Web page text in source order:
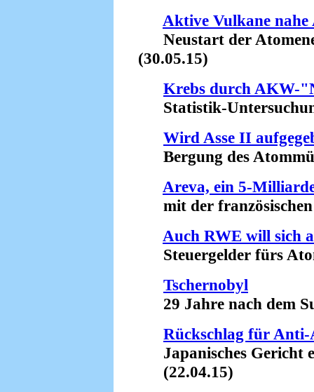
Aktive Vulkane
Neustart der
(30.05.15)
Krebs durch AKW-
Statistik-
Wird Asse II
Bergung des
Areva, ein 5-
mit der französischen
Auch RWE will sich
Steuergelder fürs
Tschernobyl
29 Jahre nach dem
Rückschlag für Anti-
Japanisches Gericht
(22.04.15)